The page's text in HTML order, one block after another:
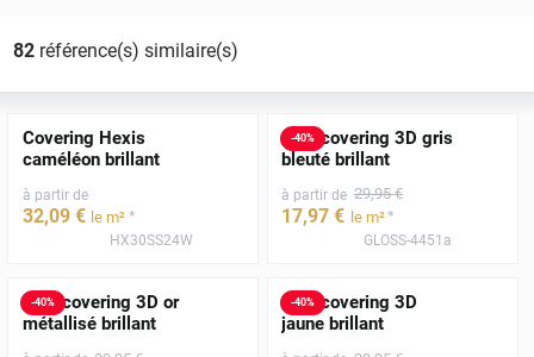
82référence(s) similaire(s)
Covering Hexis
caméléon brillant
à partir de
32,09 € le m² *
HX30SS24W
-40%
Film covering 3D gris
bleuté brillant
à partir de 29,95 €
17,97 € le m²*
GLOSS-4451a
-40%
Film covering 3D or
métallisé brillant
-40%
Film covering 3D
jaune brillant